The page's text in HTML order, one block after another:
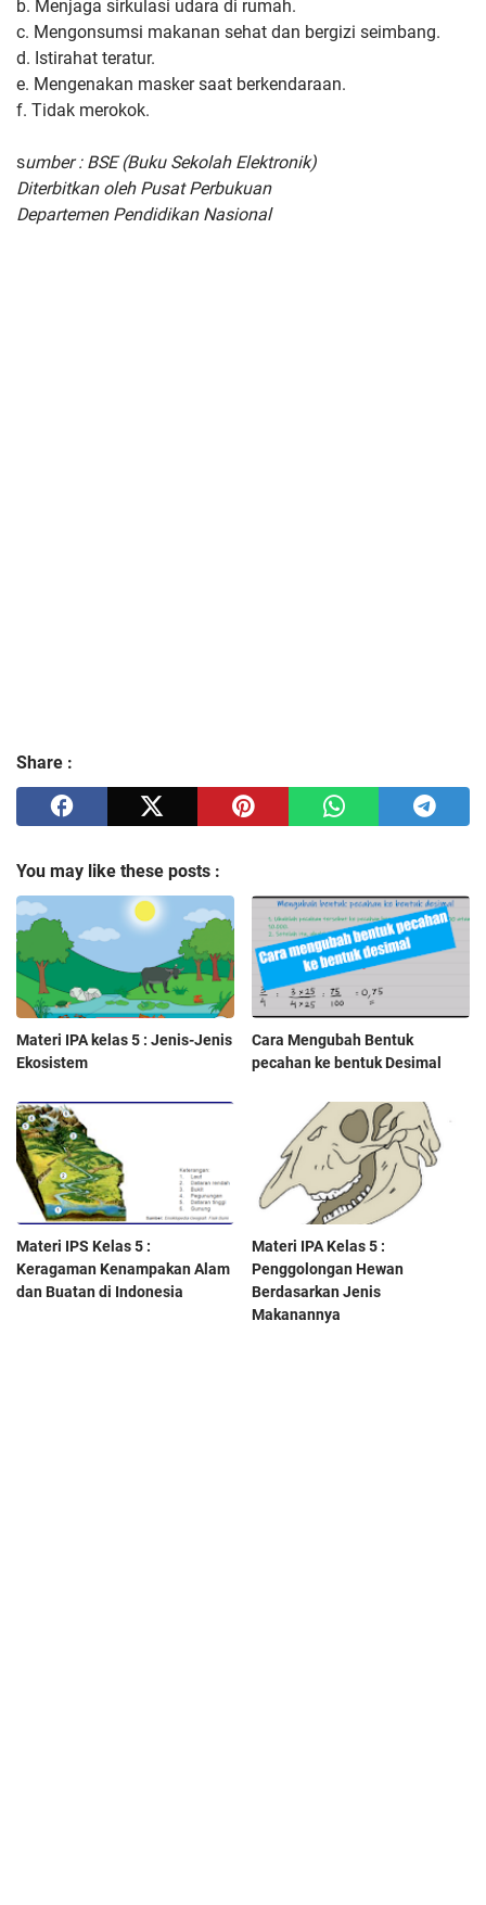
b. Menjaga sirkulasi udara di rumah.
c. Mengonsumsi makanan sehat dan bergizi seimbang.
d. Istirahat teratur.
e. Mengenakan masker saat berkendaraan.
f. Tidak merokok.
sumber : BSE (Buku Sekolah Elektronik)
Diterbitkan oleh Pusat Perbukuan
Departemen Pendidikan Nasional
Share :
You may like these posts :
Materi IPA kelas 5 : Jenis-Jenis
Ekosistem
Cara Mengubah Bentuk
pecahan ke bentuk Desimal
Materi IPS Kelas 5 :
Keragaman Kenampakan Alam
dan Buatan di Indonesia
Materi IPA Kelas 5 :
Penggolongan Hewan
Berdasarkan Jenis
Makanannya